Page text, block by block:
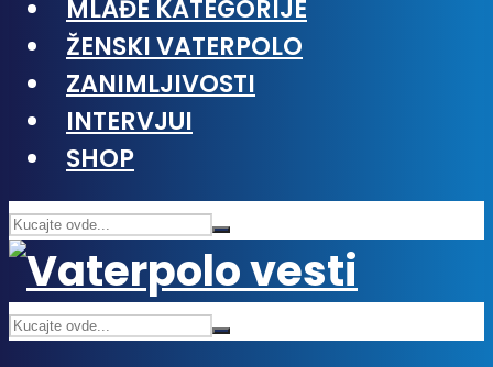
MLAĐE KATEGORIJE
ŽENSKI VATERPOLO
ZANIMLJIVOSTI
INTERVJUI
SHOP